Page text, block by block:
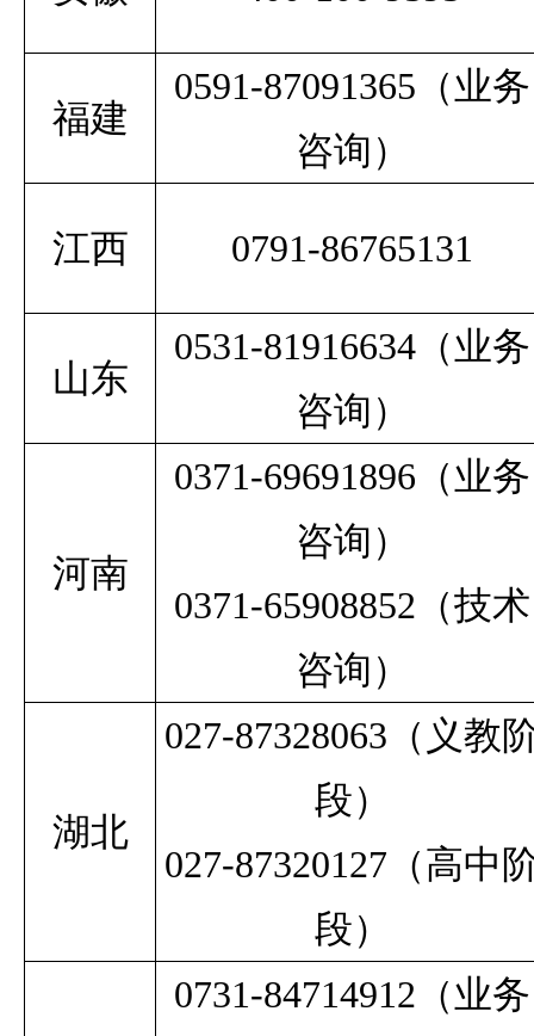
福建
0591-87091365 （业务
咨询）
江西 0791-86765131
山东
0531-81916634（业务
咨询）
河南
0371-69691896（业务
咨询）
0371-65908852（技术
咨询）
湖北
027-87328063 （义教
段）
027-87320127 （高中
段）
0731-84714912（业务